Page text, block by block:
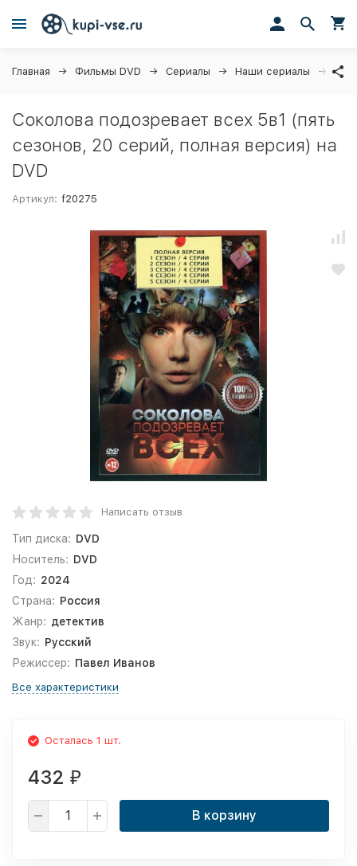
Главная Фильмы DVD Сериалы Наши сериалы
Соколова подозревает всех 5в1 (пять
сезонов, 20 серий, полная версия) на
DVD
Артикул: f20275
Написать отзыв
Тип диска: DVD
Носитель: DVD
Год: 2024
Страна: Россия
Жанр: детектив
Звук: Русский
Режиссер: Павел Иванов
Все характеристики
Осталась 1 шт.
432 ₽
В корзину